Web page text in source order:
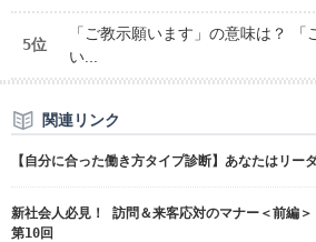
5位
「ご教示願います」の意味は？
い...
関連リンク
【自分に合った働き方タイプ診断】あなたはリー
新社会人必見！ 訪問＆来客応対のマナー＜前編＞
第10回